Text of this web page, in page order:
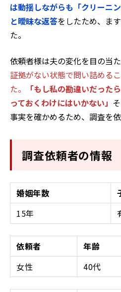
は動揺しながらも「クリーニ
と曖昧な返答をしたため、ま
た。
依頼者様は夫の変化を目の当
証拠がない状態で問い詰める
た。
「もし私の勘違いだっ
っておくわけにはいかない」
事実を確かめるため、調査を
調査依頼者の情報
婚姻年数
15年
依頼者 年齢
女性
40代